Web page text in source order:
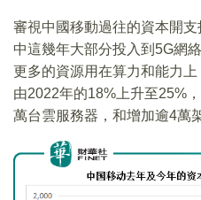
審視中國移動過往的資本開
中這幾年大部分投入到5G網
更多的資源用在算力和能力
由2022年的18%上升至25%
萬台雲服務器，和增加逾4萬